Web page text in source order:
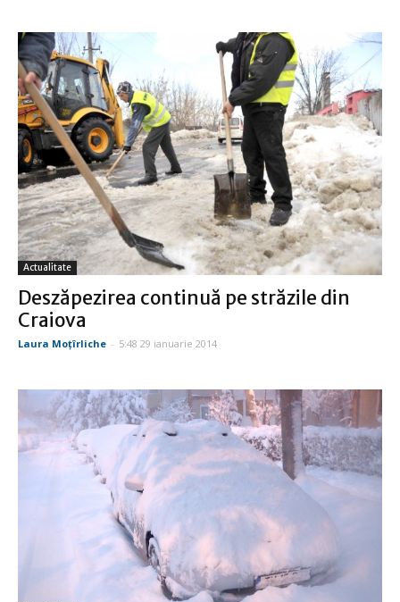
Actualitate
Deszăpezirea continuă pe străzile din
Craiova
Laura Moţîrliche - 5:48 29 ianuarie 2014